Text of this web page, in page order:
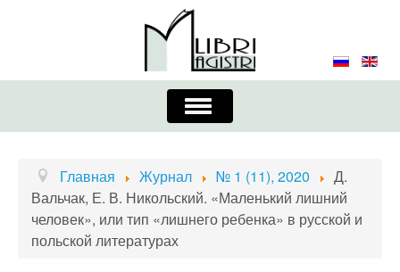
Включить/
выключить
навигацию
Журнал
Требования к оформлению
Порядок приема и публикации
Главная Журнал № 1 (11), 2020
Д.
Вальчак, Е. В. Никольский. «Маленький лишний
человек», или тип «лишнего ребенка» в русской и
польской литературах